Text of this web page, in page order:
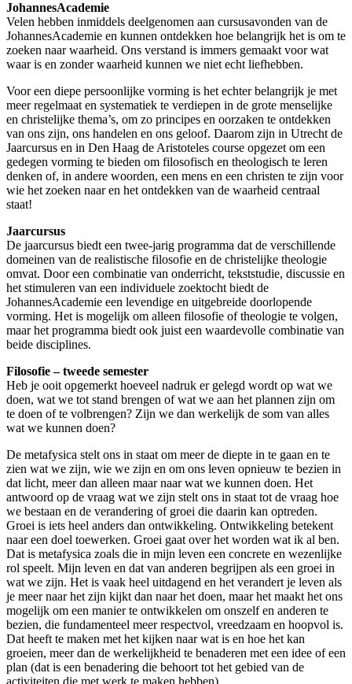
JohannesAcademie
Velen hebben inmiddels deelgenomen aan cursusavonden van de
JohannesAcademie en kunnen ontdekken hoe belangrijk het is om te
zoeken naar waarheid. Ons verstand is immers gemaakt voor wat
waar is en zonder waarheid kunnen we niet echt liefhebben.
Voor een diepe persoonlijke vorming is het echter belangrijk je met
meer regelmaat en systematiek te verdiepen in de grote menselijke
en christelijke thema’s, om zo principes en oorzaken te ontdekken
van ons zijn, ons handelen en ons geloof. Daarom zijn in Utrecht de
Jaarcursus en in Den Haag de Aristoteles course opgezet om een
gedegen vorming te bieden om filosofisch en theologisch te leren
denken of, in andere woorden, een mens en een christen te zijn voor
wie het zoeken naar en het ontdekken van de waarheid centraal
staat!
Jaarcursus
De jaarcursus biedt een twee-jarig programma dat de verschillende
domeinen van de realistische filosofie en de christelijke theologie
omvat. Door een combinatie van onderricht, tekststudie, discussie en
het stimuleren van een individuele zoektocht biedt de
JohannesAcademie een levendige en uitgebreide doorlopende
vorming. Het is mogelijk om alleen filosofie of theologie te volgen,
maar het programma biedt ook juist een waardevolle combinatie van
beide disciplines.
Filosofie – tweede semester
Heb je ooit opgemerkt hoeveel nadruk er gelegd wordt op wat we
doen, wat we tot stand brengen of wat we aan het plannen zijn om
te doen of te volbrengen? Zijn we dan werkelijk de som van alles
wat we kunnen doen?
De metafysica stelt ons in staat om meer de diepte in te gaan en te
zien wat we zijn, wie we zijn en om ons leven opnieuw te bezien in
dat licht, meer dan alleen maar naar wat we kunnen doen. Het
antwoord op de vraag wat we zijn stelt ons in staat tot de vraag hoe
we bestaan en de verandering of groei die daarin kan optreden.
Groei is iets heel anders dan ontwikkeling. Ontwikkeling betekent
naar een doel toewerken. Groei gaat over het worden wat ik al ben.
Dat is metafysica zoals die in mijn leven een concrete en wezenlijke
rol speelt. Mijn leven en dat van anderen begrijpen als een groei in
wat we zijn. Het is vaak heel uitdagend en het verandert je leven als
je meer naar het zijn kijkt dan naar het doen, maar het maakt het ons
mogelijk om een manier te ontwikkelen om onszelf en anderen te
bezien, die fundamenteel meer respectvol, vreedzaam en hoopvol is.
Dat heeft te maken met het kijken naar wat is en hoe het kan
groeien, meer dan de werkelijkheid te benaderen met een idee of een
plan (dat is een benadering die behoort tot het gebied van de